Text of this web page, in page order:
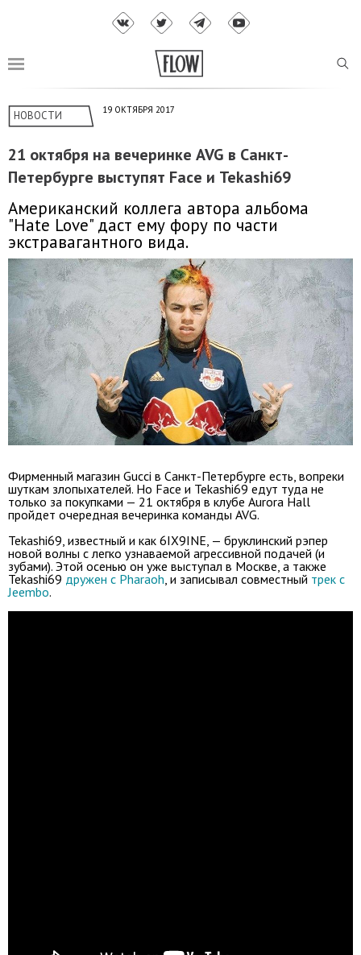
НОВОСТИ 19 ОКТЯБРЯ 2017
21 октября на вечеринке AVG в Санкт-
Петербурге выступят Face и Tekashi69
Американский коллега автора альбома
"Hate Love" даст ему фору по части
экстравагантного вида.
Фирменный магазин Gucci в Санкт-Петербурге есть, вопреки
шуткам злопыхателей. Но Face и Tekashi69 едут туда не
только за покупками — 21 октября в клубе Aurora Hall
пройдет очередная вечеринка команды AVG.
Tekashi69, известный и как 6IX9INE, — бруклинский рэпер
новой волны с легко узнаваемой агрессивной подачей (и
зубами). Этой осенью он уже выступал в Москве, а также
Tekashi69 дружен с Pharaoh, и записывал совместный трек с
Jeembo.